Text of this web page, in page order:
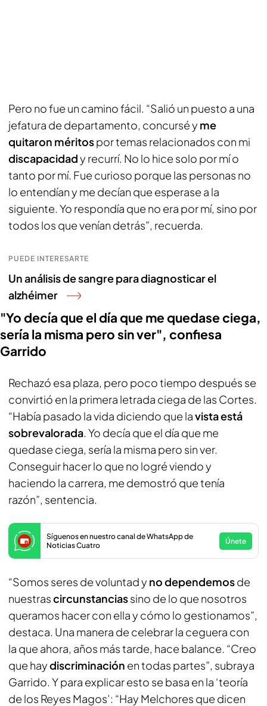
Pero no fue un camino fácil. “Salió un puesto a una
jefatura de departamento, concursé y me
quitaron méritospor temas relacionados con mi
discapacidady recurrí. No lo hice solo por mí o
tanto por mí. Fue curioso porque las personas no
lo entendían y me decían que esperase a la
siguiente. Yo respondía que no era por mí, sino por
todos los que venían detrás”, recuerda.
PUEDE INTERESARTE
Un análisis de sangre para diagnosticar el
alzhéimer
"Yo decía que el día que me quedase ciega,
sería la misma pero sin ver", confiesa
Garrido
Rechazó esa plaza, pero poco tiempo después se
convirtió en la primera letrada ciega de las Cortes.
“Había pasado la vida diciendo que lavista está
sobrevalorada. Yo decía que el día que me
quedase ciega, sería la misma pero sin ver.
Conseguir hacer lo que no logré viendo y
haciendo la carrera, me demostró que tenía
razón”, sentencia.
Síguenos en nuestro canal de WhatsApp de
Noticias Cuatro
Únete
“Somos seres de voluntad y no dependemosde
nuestrascircunstanciassino de lo que nosotros
queramos hacer con ella y cómo lo gestionamos”,
destaca. Una manera de celebrar la ceguera con
la que ahora, años más tarde, hace balance. “Creo
que haydiscriminación en todas partes”, subraya
Garrido. Y para explicar esto se basa en la ‘teoría
de los Reyes Magos’: “Hay Melchores que dicen